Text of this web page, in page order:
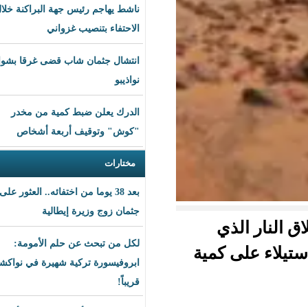
ناشط يهاجم رئيس جهة البراكنة خلال
الاحتفاء بتنصيب غزواني
انتشال جثمان شاب قضى غرقا بشواطئ
نواذيبو
الدرك يعلن ضبط كمية من مخدر
"كوش" وتوقيف أربعة أشخاص
بعد 38 يوما من اختفائه.. العثور على
جثمان زوج وزيرة إيطالية
لكل من تبحث عن حلم الأمومة:
ابروفيسورة تركية شهيرة في نواكشوط